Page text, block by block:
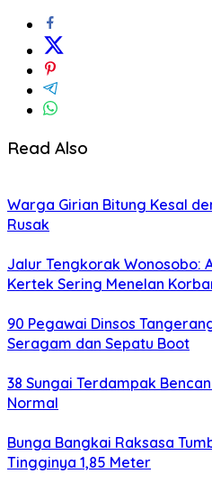
Read Also
Warga Girian Bitung Kesal
Rusak
Jalur Tengkorak Wonosobo:
Kertek Sering Menelan
90 Pegawai Dinsos
Seragam dan Sepatu Boot
38 Sungai Terdampak
Normal
Bunga Bangkai Raksasa
Tingginya 1,85 Meter